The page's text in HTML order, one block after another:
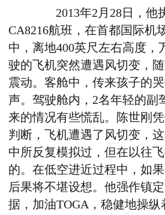
2013年2月28日，他
CA8216航班，在首都国际机
中，离地400英尺左右高度，
驶的飞机突然遭遇风切变，
震动。客舱中，传来孩子的
声。驾驶舱内，2名年轻的副
来的情况有些慌乱。陈世刚
判断，飞机遭遇了风切变，
中所反复模拟过，但在以往
的。在低空进近过程中，如
后果将不堪设想。他强作镇
据，加油TOGA，稳健地操纵